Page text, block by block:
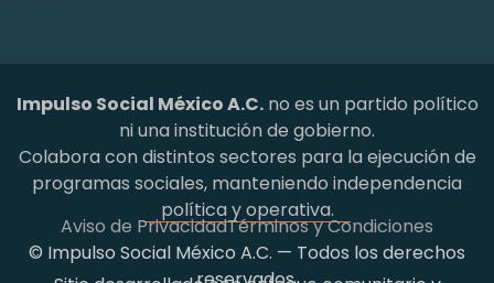
Impulso Social México A.C.no es un partido político
ni una institución de gobierno.
Colabora con distintos sectores para la ejecución de
programas sociales, manteniendo independencia
política y operativa.
Aviso de PrivacidadTérminos y Condiciones
© Impulso Social México A.C. — Todos los derechos